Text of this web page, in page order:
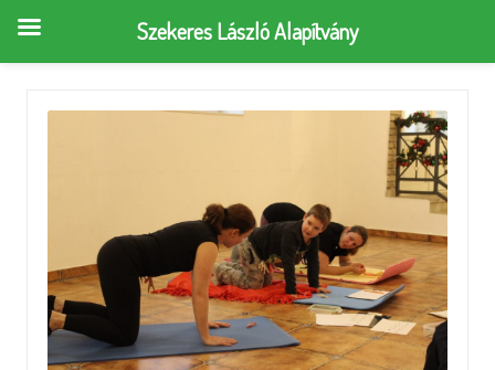
Szekeres László Alapítvány